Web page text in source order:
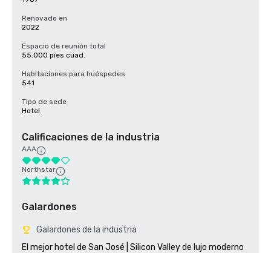
Renovado en
2022
Espacio de reunión total
55.000 pies cuad.
Habitaciones para huéspedes
541
Tipo de sede
Hotel
Calificaciones de la industria
AAA
Northstar
Galardones
Galardones de la industria
El mejor hotel de San José | Silicon Valley de lujo moderno